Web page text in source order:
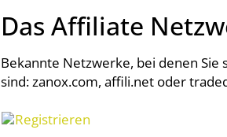
Das Affiliate
Bekannte Netzwerke, bei denen
sind: zanox.com, affili.net oder
Registrieren